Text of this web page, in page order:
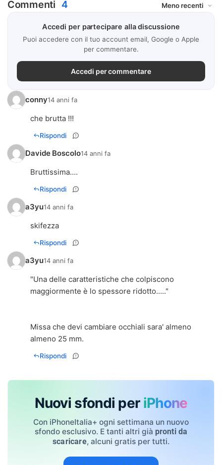
Commenti 4
Accedi per partecipare alla discussione
Puoi accedere con il tuo account email, Google o Apple
per commentare.
Accedi per commentare
conny14 anni fa
che brutta !!!
Rispondi
Davide Boscolo14 anni fa
Rispondi
a3yu14 anni fa
skifezza
Rispondi
a3yu14 anni fa
"Una delle caratteristiche che colpiscono
maggiormente è lo spessore ridotto....."
Missa che devi cambiare occhiali sara' almeno
Rispondi
Nuovi sfondi per iPhone
Con iPhoneItalia+ ogni settimana un nuovo
sfondo esclusivo. E tanti altri già pronti da
scaricare, alcuni gratis per tutti.